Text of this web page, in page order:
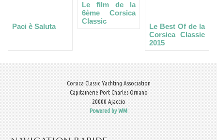
Paci è Saluta
Le film de la
6ème Corsica
Classic
Le Best Of de la
Corsica Classic
2015
Corsica Classic Yachting Association
Capitainerie Port Charles Ornano
20000 Ajaccio
Powered by WM